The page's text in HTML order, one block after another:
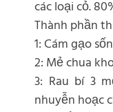
các loại cỏ.
Thành phần
1: Cám gạo
2: Mẻ chua
3: Rau bí 3
nhuyễn hoạc